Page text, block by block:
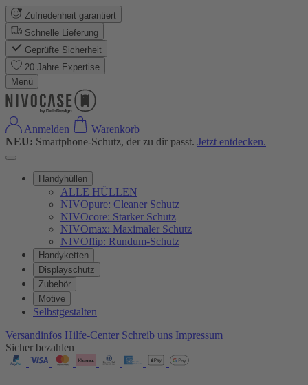
Zufriedenheit garantiert
Schnelle Lieferung
Geprüfte Sicherheit
20 Jahre Expertise
Menü
Anmelden
Warenkorb
NEU: Smartphone-Schutz, der zu dir passt. Jetzt entdecken.
Handyhüllen
ALLE HÜLLEN
NIVOpure: Cleaner Schutz
NIVOcore: Starker Schutz
NIVOmax: Maximaler Schutz
NIVOflip: Rundum-Schutz
Handyketten
Displayschutz
Zubehör
Motive
Selbstgestalten
Versandinfos Hilfe-Center Schreib uns Impressum
Sicher bezahlen